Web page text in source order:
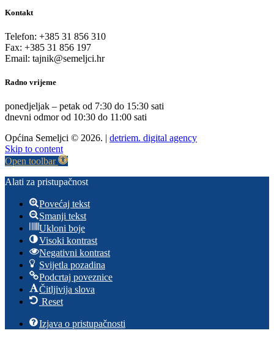
Kontakt
Telefon: +385 31 856 310
Fax: +385 31 856 197
Email: tajnik@semeljci.hr
Radno vrijeme
ponedjeljak – petak od 7:30 do 15:30 sati
dnevni odmor od 10:30 do 11:00 sati
Općina Semeljci © 2026. | detriem. digital agency
Skip to content
Open toolbar
Alati za pristupačnost
Povećaj tekst
Smanji tekst
Ukloni boje
Visoki kontrast
Negativni kontrast
Svijetla pozadina
Podcrtaj poveznice
Čitljivija slova
Reset
Izjava o pristupačnosti